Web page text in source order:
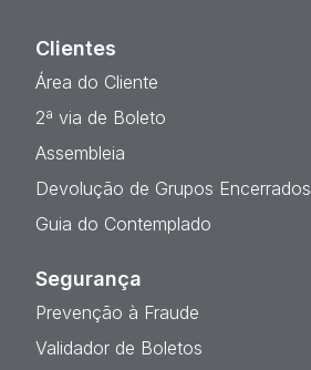
Clientes
Área do Cliente
2ª via de Boleto
Assembleia
Devolução de Grupos Encerrados
Guia do Contemplado
Segurança
Prevenção à Fraude
Validador de Boletos